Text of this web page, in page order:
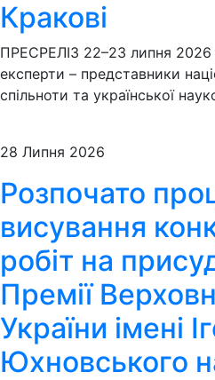
Кракові
ПРЕСРЕЛІЗ 22–23 липня 2026
експерти – представники
спільноти та української
28 Липня 2026
Розпочато
висування
робіт на
Премії
України імені
Юхновського